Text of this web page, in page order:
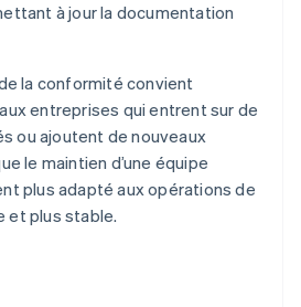
à jour la documentation
la conformité convient
entreprises qui entrent sur de
ou ajoutent de nouveaux
le maintien d’une équipe
plus adapté aux opérations de
et plus stable.